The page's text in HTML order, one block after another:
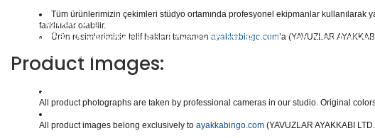
1 seri içinde8çift ayakkabı bulunur. Toptan Filet Ayakkabı
aliteli Deri Ayakkabılar, Spor Ayakkabılar, Günlük Deri
e daha binlerce model filet ayakkabısı mevcuttur.
Yüzlerce modeli, hızlı teslimatı, uygun
doğru adresi Yavuzlar Ayakkabı!
Tüm ürünlerimizin çekimleri stüdyo ortamında profesyonel ekipmanlar kullanılarak
farklılıklar olabilir.
Ürün resimlerimizin telif hakları tamamen ayakkabingo.com’a (YAVUZLAR
Product Images:
All product photographs are taken by professional cameras in our studio. Original
All product images belong exclusively to ayakkabingo.com (YAVUZLAR AYAKKABI